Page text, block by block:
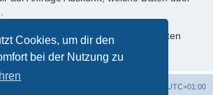
Cookies, um dir den
bei der Nutzung zu
Löschung bzw. Sperrung deiner Daten
hierzu bitte den Betreiber.
UTC+01:00